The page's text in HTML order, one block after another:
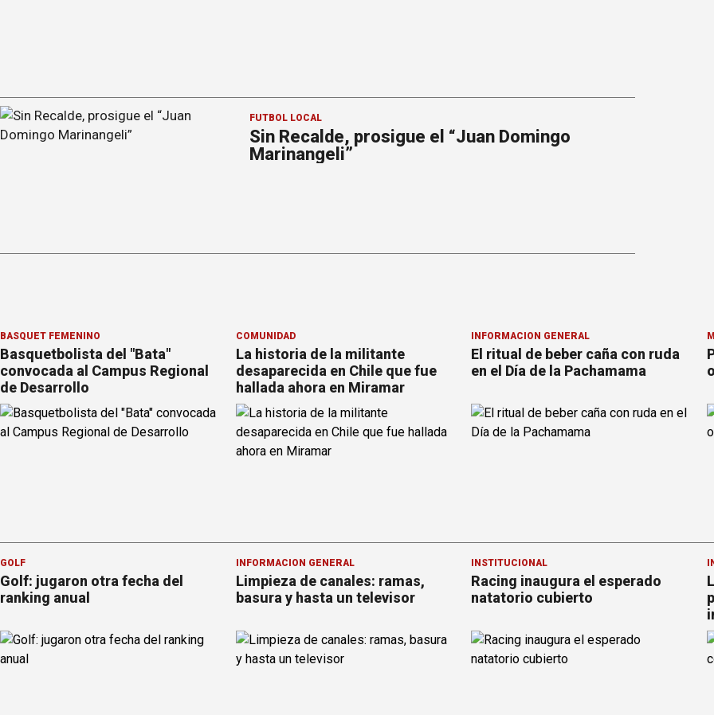
FÚTBOL LOCAL
Sin Recalde, prosigue el “Juan Domingo
Marinangeli”
BÁSQUET FEMENINO
Basquetbolista del "Bata"
convocada al Campus Regional
de Desarrollo
COMUNIDAD
La historia de la militante
desaparecida en Chile que fue
hallada ahora en Miramar
INFORMACION GENERAL
El ritual de beber caña con ruda
en el Día de la Pachamama
GOLF
Golf: jugaron otra fecha del
ranking anual
INFORMACION GENERAL
Limpieza de canales: ramas,
basura y hasta un televisor
INSTITUCIONAL
Racing inaugura el esperado
natatorio cubierto